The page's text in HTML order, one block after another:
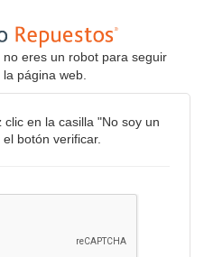
no eres un robot para seguir
página web.
en la casilla "No soy un
botón verificar.